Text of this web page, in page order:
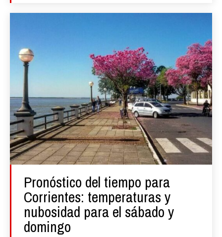
Pronóstico del tiempo para
Corrientes: temperaturas y
nubosidad para el sábado y
domingo